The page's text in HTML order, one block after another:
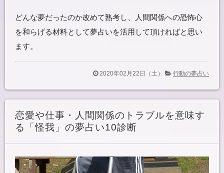
どんな夢だったのか改めて熟考し、人間関係への恐怖心
を和らげる材料として夢占いを活用して頂ければと思い
ます。
2020年02月22日（土） 行動の夢占い
恋愛や仕事・人間関係のトラブルを意味す
る「怪我」の夢占い10診断